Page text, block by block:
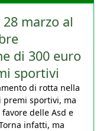
marzo al
di 300 euro
sportivi
di rotta nella
premi sportivi, ma
delle Asd e
infatti, ma